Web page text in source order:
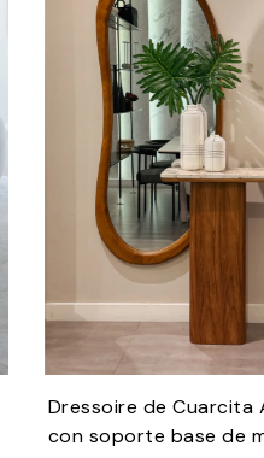
Dressoire de Cuarcita
con soporte base de